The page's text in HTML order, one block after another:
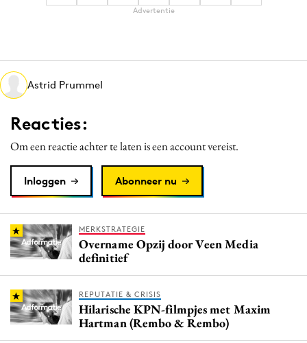
Martech
Media
Merkstrategie
Purpose Marketing
Reputatie & crisis
Advertentie
Astrid Prummel
Reacties:
Om een reactie achter te laten is een account vereist.
Inloggen Abonneer nu
MERKSTRATEGIE
Overname Opzij door Veen Media
definitief
REPUTATIE & CRISIS
Hilarische KPN-filmpjes met Maxim
Hartman (Rembo & Rembo)